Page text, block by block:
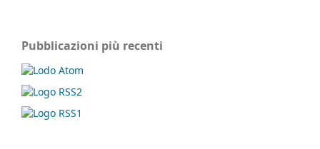
Pubblicazioni più recenti